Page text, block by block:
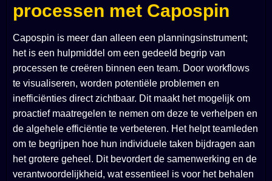
processen met Capospin
Capospin is meer dan alleen een planningsinstrument;
het is een hulpmiddel om een gedeeld begrip van
processen te creëren binnen een team. Door workflows
te visualiseren, worden potentiële problemen en
inefficiënties direct zichtbaar. Dit maakt het mogelijk om
proactief maatregelen te nemen om deze te verhelpen en
de algehele efficiëntie te verbeteren. Het helpt teamleden
om te begrijpen hoe hun individuele taken bijdragen aan
het grotere geheel. Dit bevordert de samenwerking en de
verantwoordelijkheid, wat essentieel is voor het behalen